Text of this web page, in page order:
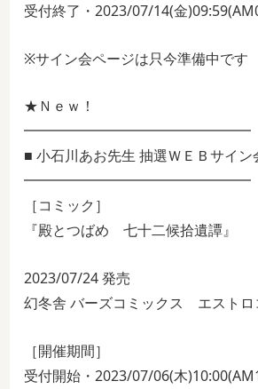
受付終了・2023/07/14(金
※サイン会ページは只今準備中です
★Ｎｅｗ！
━━━━━━━━━━━━━━━━
■ 小石川あお先生 抽選ＷＥＢサイン
━━━━━━━━━━━━━━━━
［コミック］
『殿とつばめ 七十二候拾遺譚』
2023/07/24 発売
幻冬舎 バーズコミックス エストロ
［開催期間］
受付開始・2023/07/06(木